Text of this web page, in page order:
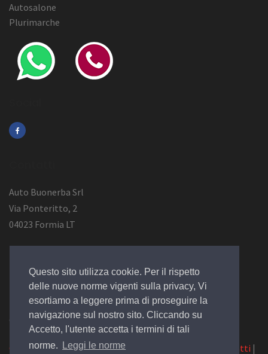
Questo sito utilizza cookie. Per il rispetto
delle nuove norme vigenti sulla privacy, Vi
esortiamo a leggere prima di proseguire la
navigazione sul nostro sito. Cliccando su
Accetto, l'utente accetta i termini di tali
norme.
Leggi le norme
Autosalone
Plurimarche
Auto Buonerba Srl
Via Ponteritto, 2
04023 Formia LT
P.Iva 01473730594
© 2019 Design byEGSoft
Cookie|Privacy Law|Azienda Contatti |